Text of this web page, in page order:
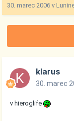
30. marec 2006 v
klarus
30. marec
v hieroglife